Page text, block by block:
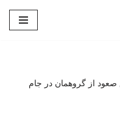
از گروهمان در جام